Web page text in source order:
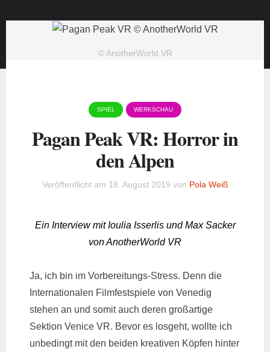
© AnotherWorld VR
SPIEL WERKSCHAU
Pagan Peak VR: Horror in
den Alpen
Veröffentlicht am 18. August 2019 von Pola Weiß
Ein Interview mit Ioulia Isserlis und Max Sacker
von AnotherWorld VR
Ja, ich bin im Vorbereitungs-Stress. Denn die
Internationalen Filmfestspiele von Venedig
stehen an und somit auch deren großartige
Sektion Venice VR. Bevor es losgeht, wollte ich
unbedingt mit den beiden kreativen Köpfen hinter